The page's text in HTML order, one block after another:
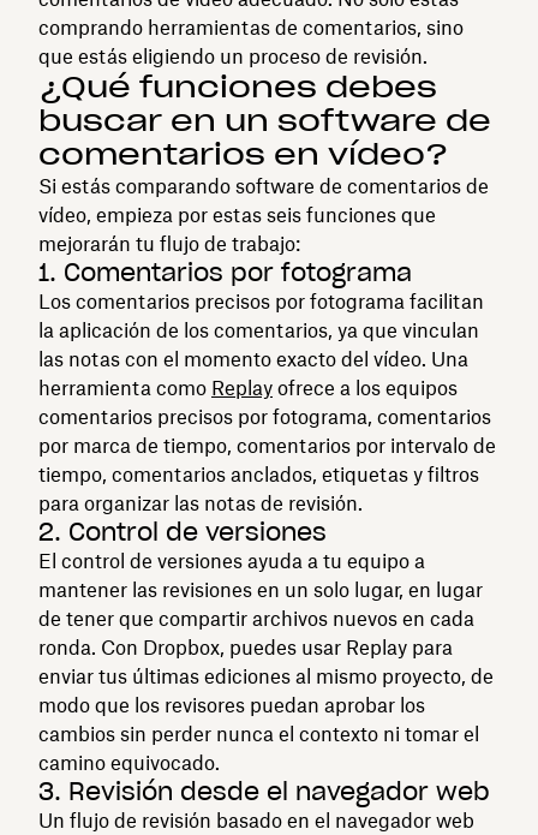
comprando herramientas de comentarios, sino
que estás eligiendo un proceso de revisión.
¿Qué funciones debes
buscar en un software de
comentarios en vídeo?
Si estás comparando software de comentarios de
vídeo, empieza por estas seis funciones que
mejorarán tu flujo de trabajo:
1. Comentarios por fotograma
Los comentarios precisos por fotograma facilitan
la aplicación de los comentarios, ya que vinculan
las notas con el momento exacto del vídeo. Una
herramienta como Replay ofrece a los equipos
comentarios precisos por fotograma, comentarios
por marca de tiempo, comentarios por intervalo de
tiempo, comentarios anclados, etiquetas y filtros
para organizar las notas de revisión.
2. Control de versiones
El control de versiones ayuda a tu equipo a
mantener las revisiones en un solo lugar, en lugar
de tener que compartir archivos nuevos en cada
ronda. Con Dropbox, puedes usar Replay para
enviar tus últimas ediciones al mismo proyecto, de
modo que los revisores puedan aprobar los
cambios sin perder nunca el contexto ni tomar el
camino equivocado.
3. Revisión desde el navegador web
Un flujo de revisión basado en el navegador web